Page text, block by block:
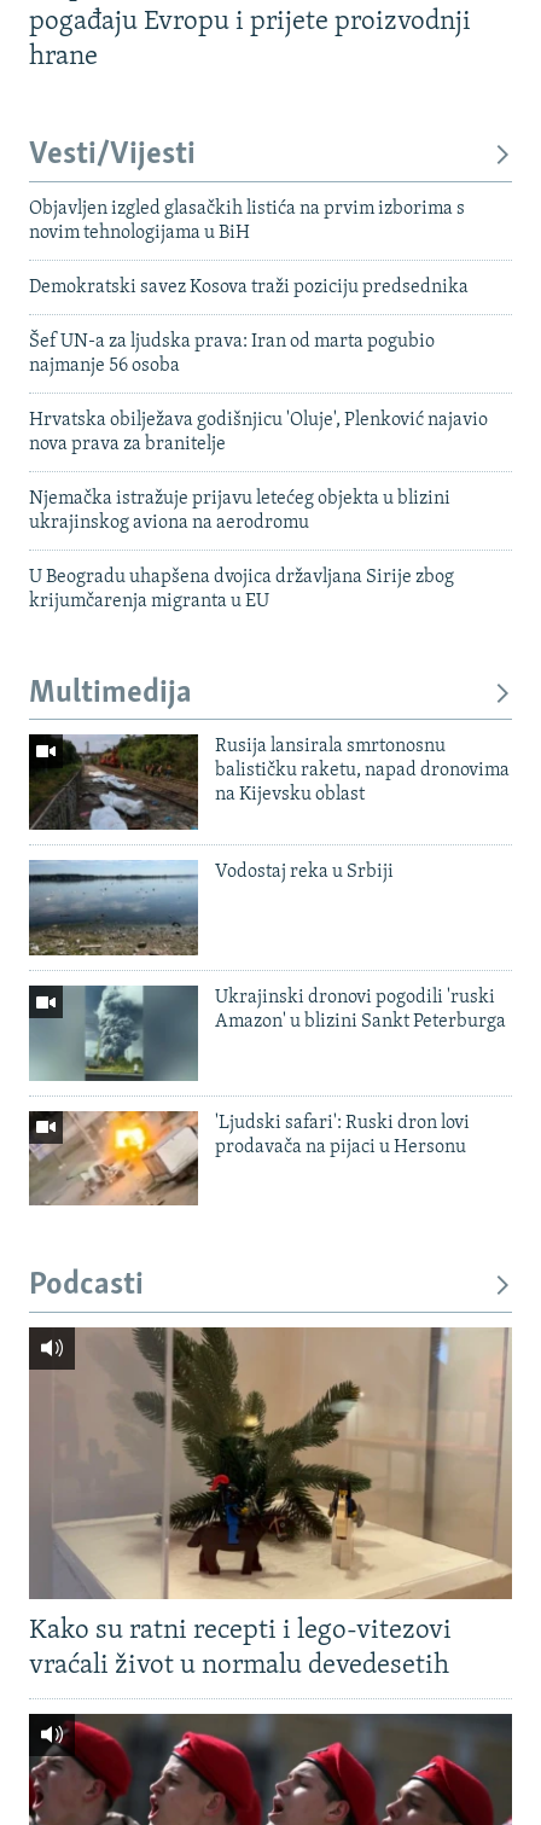
pogađaju Evropu i prijete proizvodnji
hrane
Vesti/Vijesti
Objavljen izgled glasačkih listića na prvim izborima s
novim tehnologijama u BiH
Demokratski savez Kosova traži poziciju predsednika
Šef UN-a za ljudska prava: Iran od marta pogubio
najmanje 56 osoba
Hrvatska obilježava godišnjicu 'Oluje', Plenković najavio
nova prava za branitelje
Njemačka istražuje prijavu letećeg objekta u blizini
ukrajinskog aviona na aerodromu
U Beogradu uhapšena dvojica državljana Sirije zbog
krijumčarenja migranta u EU
Multimedija
Rusija lansirala smrtonosnu
balističku raketu, napad dronovima
na Kijevsku oblast
Vodostaj reka u Srbiji
Ukrajinski dronovi pogodili 'ruski
Amazon' u blizini Sankt Peterburga
'Ljudski safari': Ruski dron lovi
prodavača na pijaci u Hersonu
Podcasti
Kako su ratni recepti i lego-vitezovi
vraćali život u normalu devedesetih